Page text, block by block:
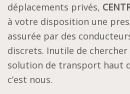
déplacements privés,
à votre disposition une
assurée par des
discrets. Inutile de
solution de transport haut
c’est nous.